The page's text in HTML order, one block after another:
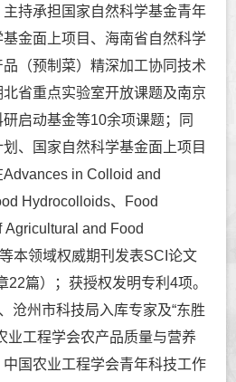
持承担国家自然科学基金青年
金面上项目、海南省自然科学
（预制菜）精深加工协同技术
省重点实验室开放课题及南京
启动基金等10余项课题；
同
、国家自然科学基金面上项目
Advances in Colloid and
Hydrocolloids、Food
and Food
等本领域权威期刊发表SCI论文
22篇）；获授权发明专利4项。
、沧州市科技局入库专家及“东胜
业工程学会农产品质量与营养
国农业工程学会青年科技工作